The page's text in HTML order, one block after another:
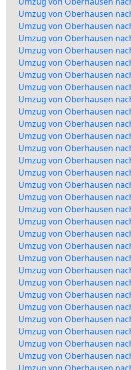
Umzug von Oberhausen
Umzug von Oberhausen
Umzug von Oberhausen
Umzug von Oberhausen
Umzug von Oberhausen
Umzug von Oberhausen
Umzug von Oberhausen
Umzug von Oberhausen
Umzug von Oberhausen
Umzug von Oberhausen
Umzug von Oberhausen
Umzug von Oberhausen
Umzug von Oberhausen
Umzug von Oberhausen
Umzug von Oberhausen
Umzug von Oberhausen
Umzug von Oberhausen
Umzug von Oberhausen
Umzug von Oberhausen
Umzug von Oberhausen
Umzug von Oberhausen
Umzug von Oberhausen
Umzug von Oberhausen
Umzug von Oberhausen
Umzug von Oberhausen
Umzug von Oberhausen
Umzug von Oberhausen
Umzug von Oberhausen
Umzug von Oberhausen